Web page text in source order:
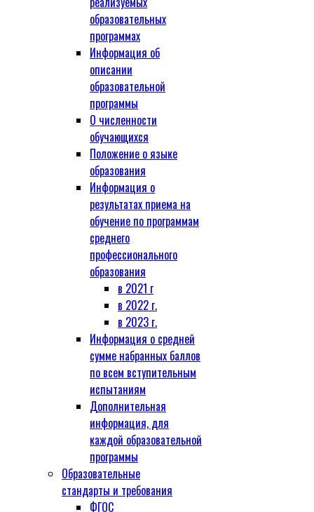
образовательных
программах
Информация об
описании
образовательной
программы
О численности
обучающихся
Положение о языке
образования
Информация о
результатах приема на
обучение по программам
среднего
профессионального
образования
в 2021 г
в 2022 г.
в 2023 г.
Информация о средней
сумме набранных баллов
по всем вступительным
испытаниям
Дополнительная
информация, для
каждой образовательной
программы
Образовательные
стандарты и требования
ФГОС